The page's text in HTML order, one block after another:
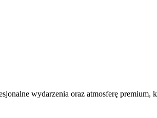
wydarzenia oraz atmosferę premium,